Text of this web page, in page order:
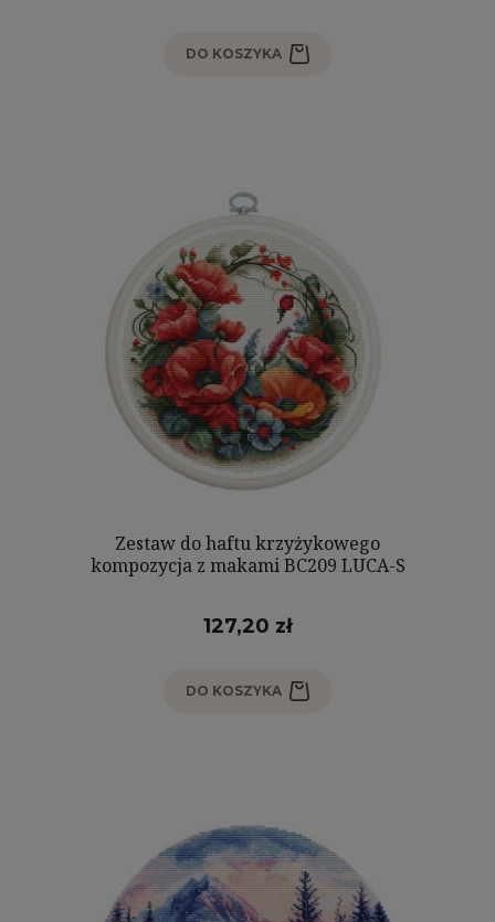
DO KOSZYKA
Zestaw do haftu krzyżykowego
kompozycja z makami BC209 LUCA-S
127,20 zł
DO KOSZYKA